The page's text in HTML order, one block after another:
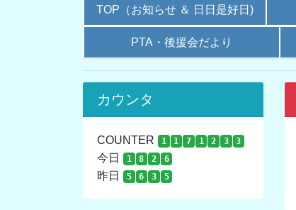
TOP（お知らせ ＆ 日日是好日)
PTA・後援会だより
カウンタ
COUNTER 1 1 7 1 2 3 3
今日 1 8 2 6
昨日 5 6 3 5